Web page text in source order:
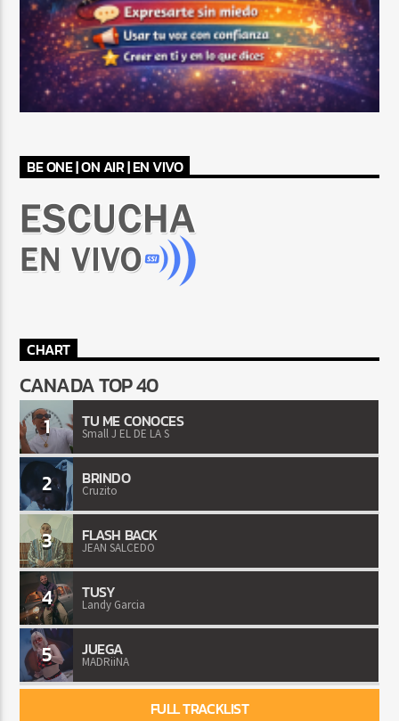
BE ONE | ON AIR | EN VIVO
CHART
CANADA TOP 40
1 TU ME CONOCES
Small J EL DE LA S
2 BRINDO
Cruzito
3 FLASH BACK
JEAN SALCEDO
4 TUSY
Landy Garcia
5 JUEGA
MADRiiNA
FULL TRACKLIST